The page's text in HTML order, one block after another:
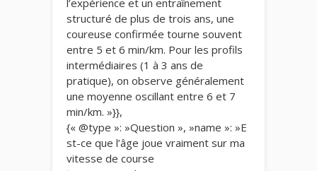
structuré de plus de trois ans, une
coureuse confirmée tourne souvent
entre 5 et 6 min/km. Pour les profils
intermédiaires (1 à 3 ans de
pratique), on observe généralement
une moyenne oscillant entre 6 et 7
min/km. »}},
{« @type »: »Question », »name »: »E
st-ce que l’âge joue vraiment sur ma
vitesse de course